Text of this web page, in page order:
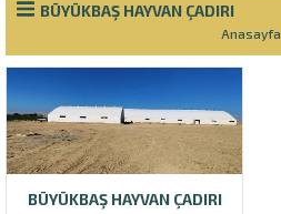
BÜYÜKBAŞ HAYVAN ÇADIRI
Anasayfa
BÜYÜKBAŞ HAYVAN ÇADIRI